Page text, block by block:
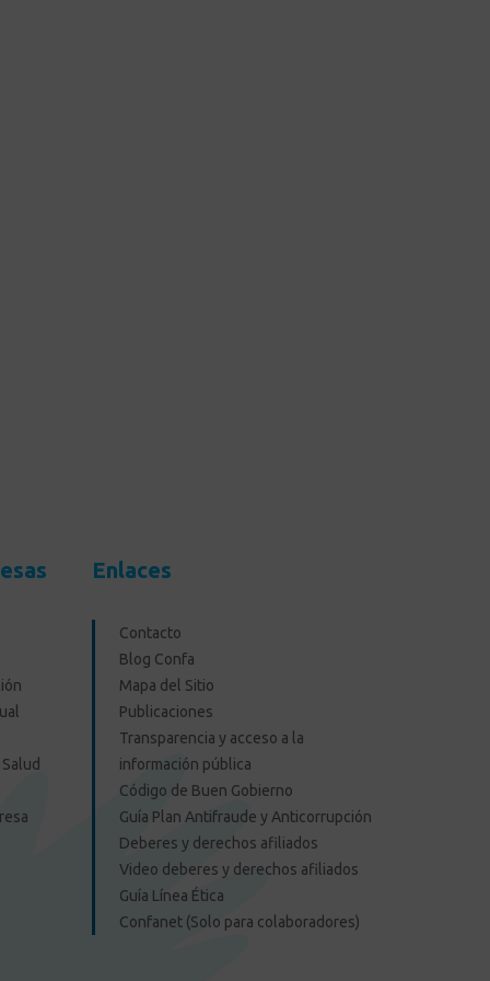
Enlaces
Contacto
Blog Confa
Mapa del Sitio
Publicaciones
Transparencia y acceso a la
información pública
Código de Buen Gobierno
Guía Plan Antifraude y Anticorrupción
Deberes y derechos afiliados
Video deberes y derechos afiliados
Guía Línea Ética
Confanet (Solo para colaboradores)